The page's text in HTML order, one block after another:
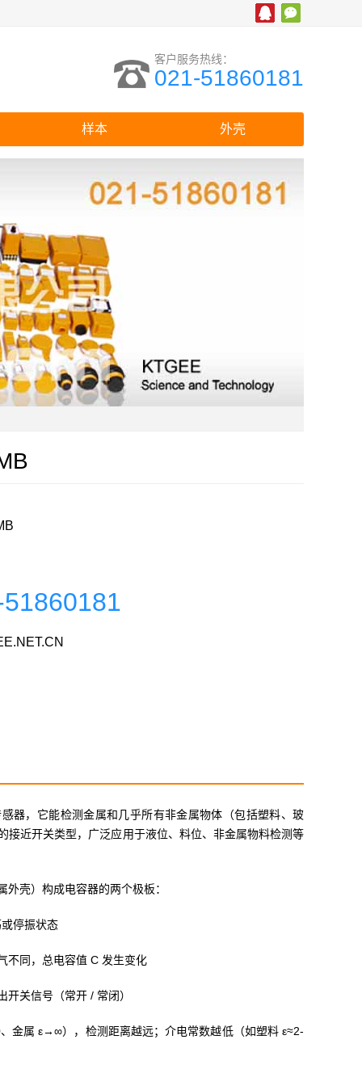
客户服务热线：
021-51860181
样本 外壳
器，它能检测金属和几乎所有非金属物体（包括塑料、玻
近开关类型，广泛应用于液位、料位、非金属物料检测等
壳）构成电容器的两个极板：
停振状态
不同，总电容值 C 发生变化
关信号（常开 / 常闭）
金属 ε→∞），检测距离越远；介电常数越低（如塑料 ε≈2-